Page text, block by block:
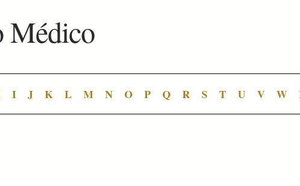
Médico
I J K L M N O P Q R S T U V W